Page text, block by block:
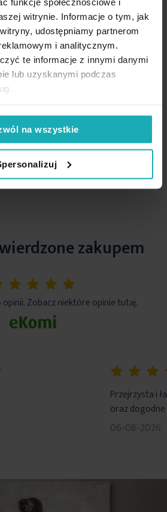
witrynie. Informacje o tym, jak
udostępniamy partnerom
i analitycznym.
te informacje z innymi danymi
lub uzyskanymi podczas
na wszystkie
produkty
zakupem
5%
opinii. Zobacz niektóre opinie tutaj.
Przejrzysta i
oraz
06-08-2026